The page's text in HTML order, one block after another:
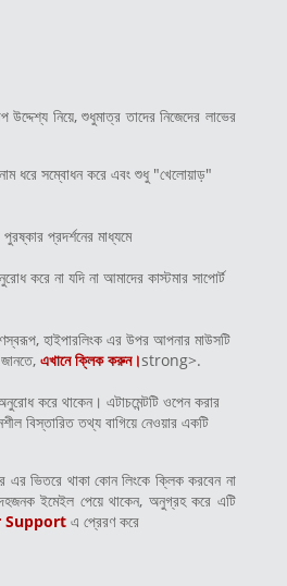
নিয়ে, শুধুমাত্র তাদের নিজেদের লাভের
ধরে সম্বোধন করে এবং শুধু "খেলোয়াড়"
প্রদর্শনের মাধ্যমে
করে না যদি না আমাদের কাস্টমার সাপোর্ট
হাইপারলিংক এর উপর আপনার মাউসটি
এখানে ক্লিক করুন।strong>.
করে থাকেন। এটাচমেন্টটি ওপেন করার
বিস্তারিত তথ্য বাগিয়ে নেওয়ার একটি
এর ভিতরে থাকা কোন লিংকে ক্লিক করবেন না
ইমেইল পেয়ে থাকেন, অনুগ্রহ করে এটি
Support এ প্রেরণ করে